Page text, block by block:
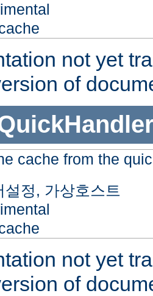
not yet
of
cache from the
설정, 가상호스트
not yet
of